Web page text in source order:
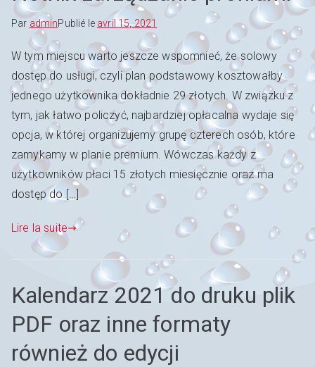
Par adminPublié le avril 15, 2021
W tym miejscu warto jeszcze wspomnieć, że solowy
dostęp do usługi, czyli plan podstawowy kosztowałby
jednego użytkownika dokładnie 29 złotych. W związku z
tym, jak łatwo policzyć, najbardziej opłacalna wydaje się
opcja, w której organizujemy grupę czterech osób, które
zamykamy w planie premium. Wówczas każdy z
użytkowników płaci 15 złotych miesięcznie oraz ma
dostęp do […]
Lire la suite
Kalendarz 2021 do druku plik
PDF oraz inne formaty
również do edycji